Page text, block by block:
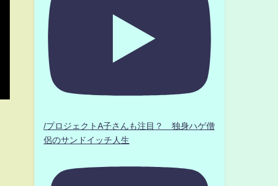
/プロジェクトA子さんも注目？ 独身ハゲ僧
侶のサンドイッチ人生